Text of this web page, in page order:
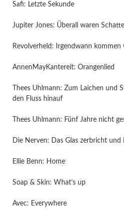
Safi: Letzte Sekunde
Jupiter Jones: Überall waren
Revolverheld: Irgendwann kommen
AnnenMayKantereit: Orangenlied
Thees Uhlmann: Zum Laichen und
den Fluss hinauf
Thees Uhlmann: Fünf Jahre nicht
Die Nerven: Das Glas zerbricht und
Ellie Benn: Home
Soap & Skin: What’s up
Avec: Everywhere